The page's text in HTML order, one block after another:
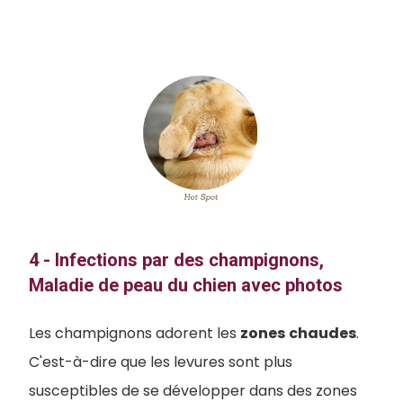
4 - Infections par des champignons,
Maladie de peau du chien avec photos
Les champignons adorent les zones chaudes.
C'est-à-dire que les levures sont plus
susceptibles de se développer dans des zones